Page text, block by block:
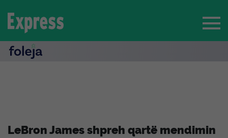
LeBron James shpreh qartë mendimin